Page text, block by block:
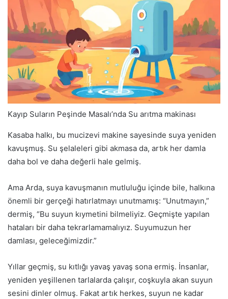
Kayıp Suların Peşinde Masalı’nda Su arıtma makinası
Kasaba halkı, bu mucizevi makine sayesinde suya yeniden
kavuşmuş. Su şelaleleri gibi akmasa da, artık her damla
daha bol ve daha değerli hale gelmiş.
Ama Arda, suya kavuşmanın mutluluğu içinde bile, halkına
önemli bir gerçeği hatırlatmayı unutmamış: “Unutmayın,”
dermiş, “Bu suyun kıymetini bilmeliyiz. Geçmişte yapılan
hataları bir daha tekrarlamamalıyız. Suyumuzun her
damlası, geleceğimizdir.”
Yıllar geçmiş, su kıtlığı yavaş yavaş sona ermiş. İnsanlar,
yeniden yeşillenen tarlalarda çalışır, coşkuyla akan suyun
sesini dinler olmuş. Fakat artık herkes, suyun ne kadar